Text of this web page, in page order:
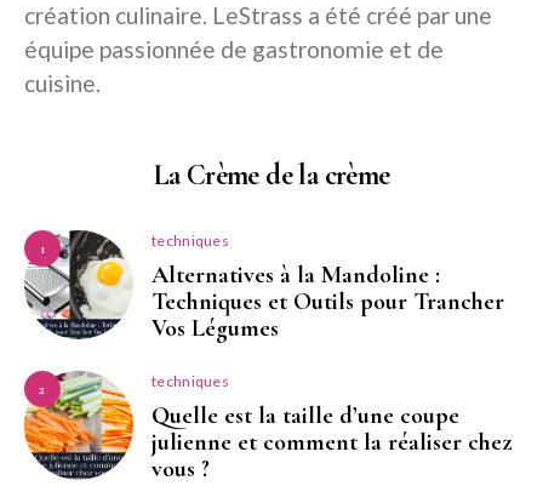
création culinaire. LeStrass a été créé par une
équipe passionnée de gastronomie et de
cuisine.
La Crème de la crème
1 techniques
Alternatives à la Mandoline :
Techniques et Outils pour Trancher
Vos Légumes
2 techniques
Quelle est la taille d’une coupe
julienne et comment la réaliser chez
vous ?